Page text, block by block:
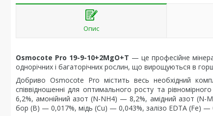
Опис
Osmocote Pro 19-9-10+2MgO+T — це професійне
однорічних і багаторічних рослин, що вирощуються в
Добриво Osmocote Pro містить весь необхідний
співвідношенні для оптимального росту та
6,2%, амонійний азот (N-NH4) — 8,2%, амідний азот
бор (В) — 0,017%, мідь (Cu) — 0,043%, залізо EDTA (Fe)